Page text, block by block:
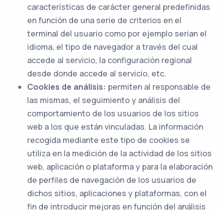
características de carácter general predefinidas
en función de una serie de criterios en el
terminal del usuario como por ejemplo serian el
idioma, el tipo de navegador a través del cual
accede al servicio, la configuración regional
desde donde accede al servicio, etc.
Cookies de análisis: permiten al responsable de
las mismas, el seguimiento y análisis del
comportamiento de los usuarios de los sitios
web a los que están vinculadas. La información
recogida mediante este tipo de cookies se
utiliza en la medición de la actividad de los sitios
web, aplicación o plataforma y para la elaboración
de perfiles de navegación de los usuarios de
dichos sitios, aplicaciones y plataformas, con el
fin de introducir mejoras en función del análisis